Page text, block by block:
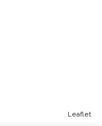
Leaflet